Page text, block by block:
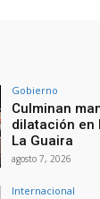
Gobierno
Culminan
dilatación en
La Guaira
agosto 7, 2026
Internacional